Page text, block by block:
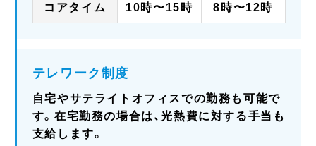
コアタイム 10時〜15時 8時〜12時
テレワーク制度
自宅やサテライトオフィスでの勤務も可能で
す。在宅勤務の場合は、光熱費に対する手当も
支給します。